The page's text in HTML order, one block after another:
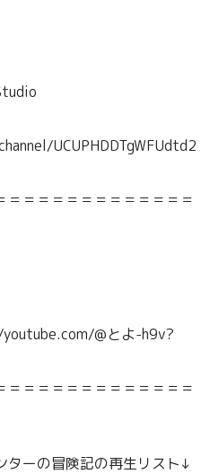
UCUPHDDTgWFUdtd2
＝＝＝＝＝＝＝＝＝＝＝＝＝
@とよ-h9v?
＝＝＝＝＝＝＝＝＝＝＝＝＝
ターの冒険記の再生リスト↓